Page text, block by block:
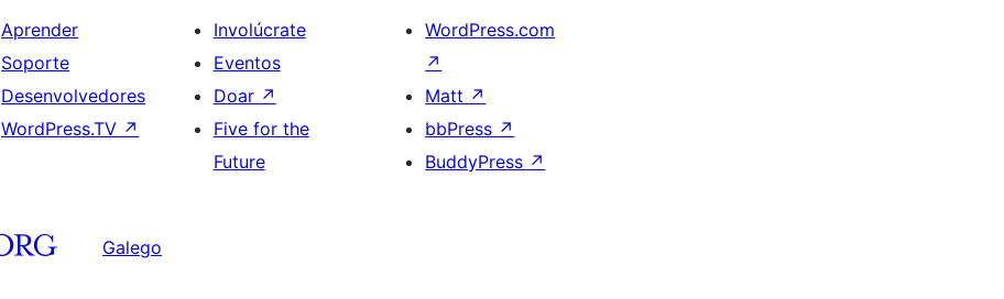
Aprender
Soporte
Desenvolvedores
WordPress.TV ↗
Involúcrate
Eventos
Doar ↗
Five for the
Future
WordPress.com
↗
Matt ↗
bbPress ↗
BuddyPress ↗
Galego